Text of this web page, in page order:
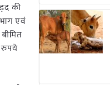
की
एवं
रुपये